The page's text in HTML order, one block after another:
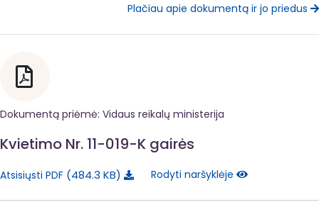
Plačiau apie dokumentą ir jo priedus
Dokumentą priėmė: Vidaus reikalų ministerija
Kvietimo Nr. 11-019-K gairės
Atsisiųsti PDF 484.3 KB Rodyti naršyklėje